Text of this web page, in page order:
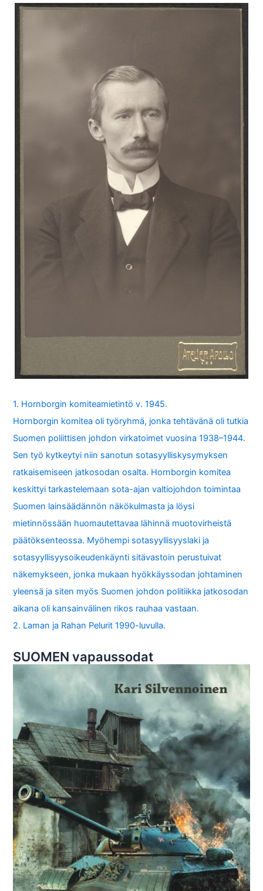
1. Hornborgin komiteamietintö v. 1945.
Hornborgin komitea oli työryhmä, jonka tehtävänä oli tutkia
Suomen poliittisen johdon virkatoimet vuosina 1938–1944.
Sen työ kytkeytyi niin sanotun sotasyylliskysymyksen
ratkaisemiseen jatkosodan osalta. Hornborgin komitea
keskittyi tarkastelemaan sota-ajan valtiojohdon toimintaa
Suomen lainsäädännön näkökulmasta ja löysi
mietinnössään huomautettavaa lähinnä muotovirheistä
päätöksenteossa. Myöhempi sotasyyllisyyslaki ja
sotasyyllisyysoikeudenkäynti sitävastoin perustuivat
näkemykseen, jonka mukaan hyökkäyssodan johtaminen
yleensä ja siten myös Suomen johdon politiikka jatkosodan
aikana oli kansainvälinen rikos rauhaa vastaan.
2. Laman ja Rahan Pelurit 1990-luvulla.
SUOMEN vapaussodat